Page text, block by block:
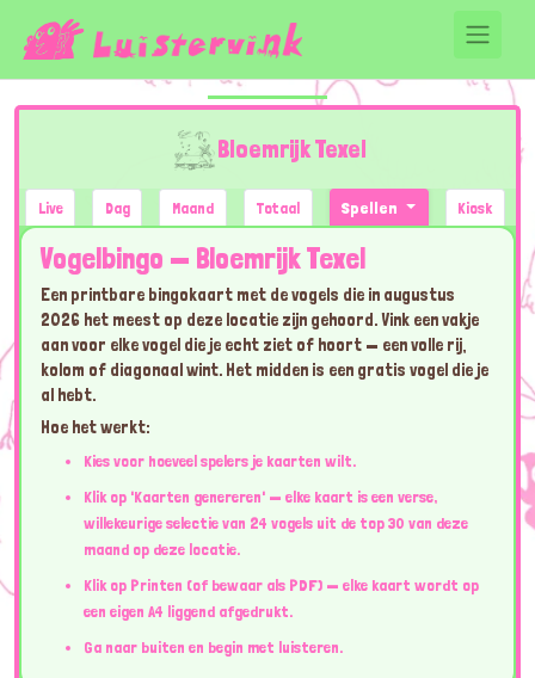
Bloemrijk Texel
Live Dag Maand Totaal Spellen Kiosk
Vogelbingo — Bloemrijk Texel
Een printbare bingokaart met de vogels die in augustus
2026 het meest op deze locatie zijn gehoord. Vink een vakje
aan voor elke vogel die je echt ziet of hoort — een volle rij,
kolom of diagonaal wint. Het midden is een gratis vogel die je
al hebt.
Hoe het werkt:
Kies voor hoeveel spelers je kaarten wilt.
Klik op 'Kaarten genereren' — elke kaart is een verse,
willekeurige selectie van 24 vogels uit de top 30 van deze
maand op deze locatie.
Klik op Printen (of bewaar als PDF) — elke kaart wordt op
een eigen A4 liggend afgedrukt.
Ga naar buiten en begin met luisteren.